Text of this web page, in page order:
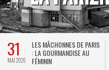
31
MAI 2026
LES MÂCHONNES DE PARIS
: LA GOURMANDISE AU
FÉMININ